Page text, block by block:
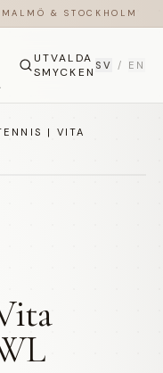
& STOCKHOLM
UTVALDA
SMYCKEN SV / EN
| VITA